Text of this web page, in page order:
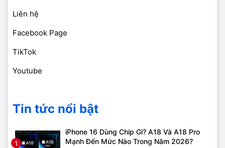
Liên hệ
Facebook Page
TikTok
Youtube
Tin tức nổi bật
1
iPhone 16 Dùng Chip Gì? A18 Và A18 Pro
Mạnh Đến Mức Nào Trong Năm 2026?